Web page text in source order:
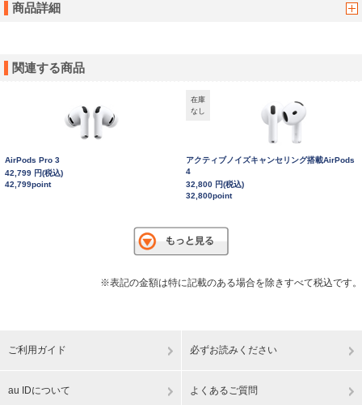
商品詳細
関連する商品
AirPods Pro 3
42,799 円(税込)
42,799point
在庫
なし
アクティブノイズキャンセリング搭載AirPods
4
32,800 円(税込)
32,800point
※表記の金額は特に記載のある場合を除きすべて税込です。
ご利用ガイド 必ずお読みください
au IDについて よくあるご質問